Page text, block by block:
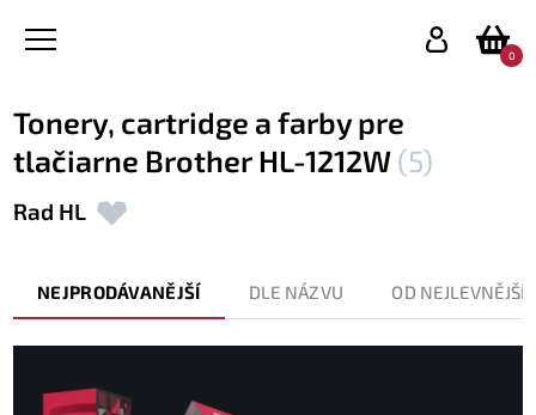
0
Tonery, cartridge a farby pre
tlačiarne Brother HL-1212W (5)
Rad HL
NEJPRODÁVANĚJŠÍ DLE NÁZVU OD